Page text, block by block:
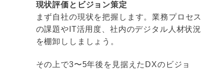
現状評価とビジョン策定
まず自社の現状を把握します。業務プロセス
の課題やIT活用度、社内のデジタル人材状況
を棚卸ししましょう。
その上で3〜5年後を見据えたDXのビジョ